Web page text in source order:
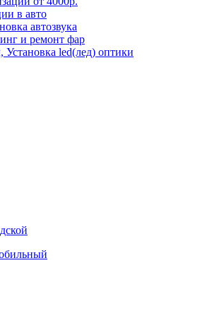
в авто
автозвука
и ремонт фар
Установка led(лед) оптики